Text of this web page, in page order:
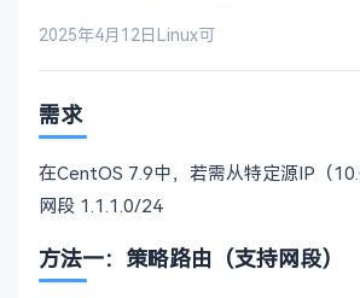
2025年4月12日Linux可
需求
在CentOS 7.9中，若需从特定源IP（
网段 1.1.1.0/24
方法一：策略路由（支持网段）